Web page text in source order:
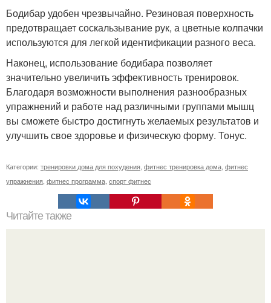
Бодибар удобен чрезвычайно. Резиновая поверхность
предотвращает соскальзывание рук, а цветные колпачки
используются для легкой идентификации разного веса.
Наконец, использование бодибара позволяет
значительно увеличить эффективность тренировок.
Благодаря возможности выполнения разнообразных
упражнений и работе над различными группами мышц
вы сможете быстро достигнуть желаемых результатов и
улучшить свое здоровье и физическую форму. Тонус.
Категории: тренировки дома для похудения фитнес тренировка дома фитнес
упражнения фитнес программа спорт фитнес
Читайте также